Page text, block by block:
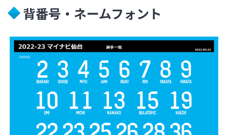
背番号・ネームフォント